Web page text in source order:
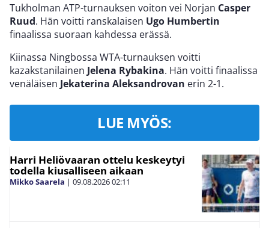
Tukholman ATP-turnauksen voiton vei Norjan Casper
Ruud. Hän voitti ranskalaisen Ugo Humbertin
finaalissa suoraan kahdessa erässä.
Kiinassa Ningbossa WTA-turnauksen voitti
kazakstanilainen Jelena Rybakina. Hän voitti finaalissa
venäläisen Jekaterina Aleksandrovan erin 2-1.
LUE MYÖS:
Harri Heliövaaran ottelu keskeytyi
todella kiusalliseen aikaan
Mikko Saarela | 09.08.202602:11